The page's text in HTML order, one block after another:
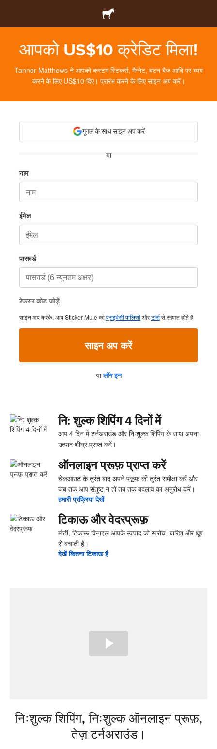
आपको US$10 क्रेडिट मिला!
Tanner Matthews ने आपको कस्टम स्टिकर्स, मैग्नेट, बटन बैज आदि पर व्यय
करने के लिए US$10 दिए। प्रारंभ करने के लिए साइन अप करें।
गूगल के साथ साइन अप करें
या
नाम
ईमेल
पासवर्ड
रेफरल कोड जोड़ें
साइन अप करके, आप Sticker Mule कीप्राइवेसी पालिसीऔरटर्म्ससे सहमत होते हैं
साइन अप करें
यालॉग इन
नि: शुल्क शिपिंग 4 दिनों में
आप 4 दिन में टर्नअराउंड और निःशुल्क शिपिंग के साथ अपना
उत्पाद शीघ्र प्राप्त करें।
ऑनलाइन प्रूफ़ प्राप्त करें
चेकआउट के तुरंत बाद अपने प्रूूूूफ़ की तुरंत समीक्षा करें और
जब तक आप संतुष्ट न हों तब तक बदलाव का अनुरोध करें।
हमारी प्रक्रिया देखें
टिकाऊ और वेदरप्रूफ़
मोटी, टिकाऊ विनाइल आपके उत्पाद को खरोंच, बारिश और धूप
से बचाती है।
देखें ‍कितना ‍टिकाऊ है
निःशुल्क शिपिंग, निःशुल्क ऑनलाइन प्रूफ़,
तेज़ टर्नअराउंड।